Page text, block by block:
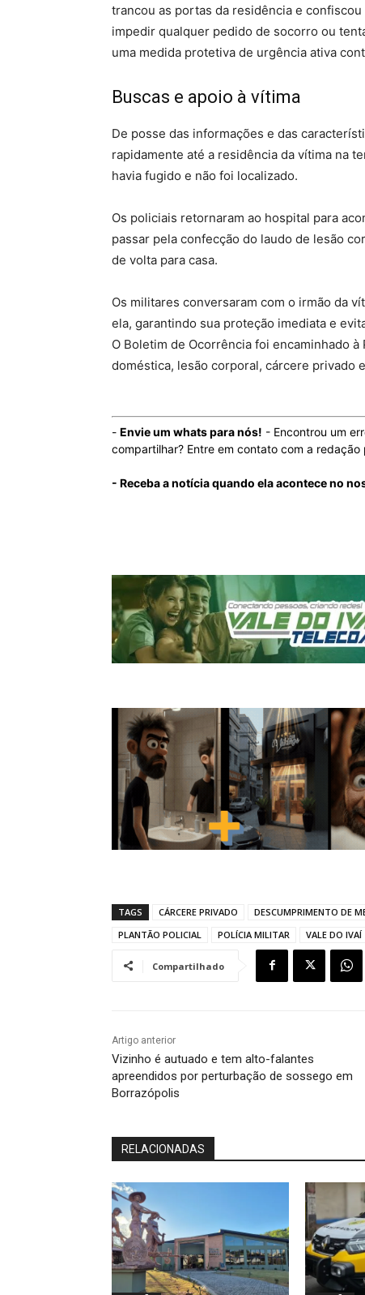
trancou as portas da residência e
impedir qualquer pedido de socorro ou
uma medida protetiva de urgência ativa
Buscas e apoio à vítima
De posse das informações e das
rapidamente até a residência da vítima na
havia fugido e não foi localizado.
Os policiais retornaram ao hospital para
passar pela confecção do laudo de lesão
de volta para casa.
Os militares conversaram com o irmão da
ela, garantindo sua proteção imediata e
O Boletim de Ocorrência foi encaminhado
doméstica, lesão corporal, cárcere privado
- Envie um whats para nós! - Encontrou um
compartilhar? Entre em contato com a redação
- Receba a notícia quando ela acontece no
TAGS CÁRCERE PRIVADO DESCUMPRIMENTO DE
PLANTÃO POLICIAL
POLÍCIA MILITAR VALE DO IVAÍ
Compartilhado
Artigo anterior
Vizinho é autuado e tem alto-falantes
apreendidos por perturbação de sossego em
Borrazópolis
RELACIONADAS